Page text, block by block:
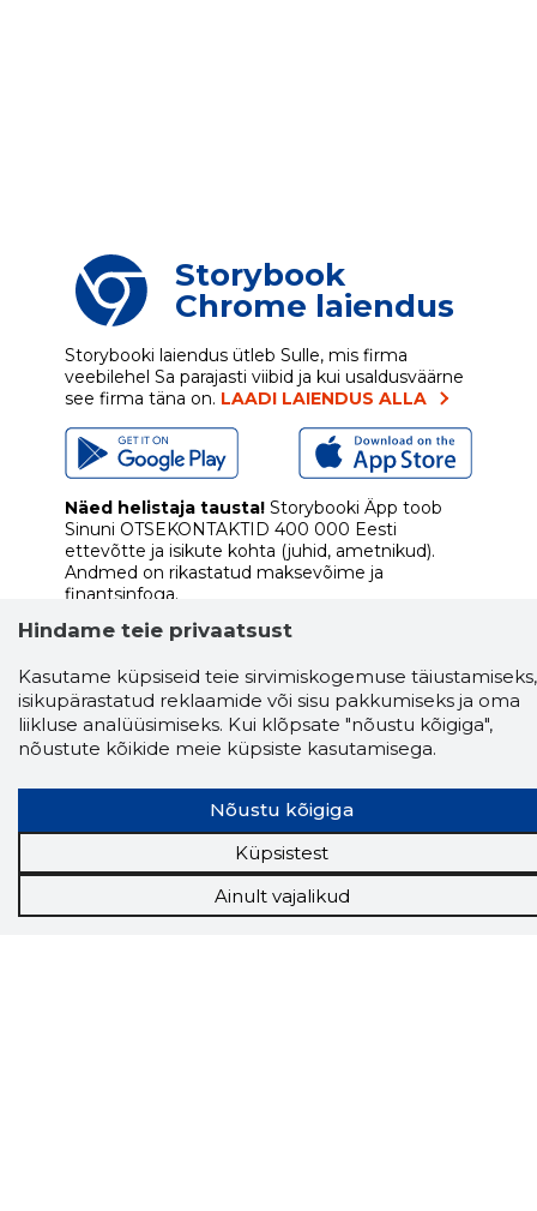
Storybook
Chrome laiendus
Storybooki laiendus ütleb Sulle, mis firma
veebilehel Sa parajasti viibid ja kui usaldusväärne
see firma täna on. LAADI LAIENDUS ALLA
Näed helistaja tausta! Storybooki Äpp toob
Sinuni OTSEKONTAKTID 400 000 Eesti
ettevõtte ja isikute kohta (juhid, ametnikud).
Andmed on rikastatud maksevõime ja
finantsinfoga.
Tööriistad
Sooduspakkumised
Tööturg
Rakendused
Lisavõimalused
Inforegister
Hindame teie privaatsust
Kasutame küpsiseid teie sirvimiskogemuse täiustamiseks,
isikupärastatud reklaamide või sisu pakkumiseks ja oma
liikluse analüüsimiseks. Kui klõpsate "nõustu kõigiga",
nõustute kõikide meie küpsiste kasutamisega.
Nõustu kõigiga
Küpsistest
Ainult vajalikud